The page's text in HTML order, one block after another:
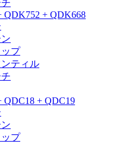
QDK752 + QDK668
プ
ンティル
QDC18 + QDC19
プ